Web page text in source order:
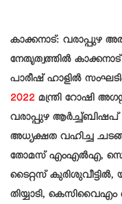
കാക്കനാട്: വരാപ്പുഴ
നേതൃത്വത്തിൽ
പാരീഷ് ഹാളിൽ
2022 മന്ത്രി റോഷി
വരാപ്പുഴ
അധ്യക്ഷത വഹിച്ച
തോമസ് എംഎൽഎ,
ടൈറ്റസ്
തിയ്യാടി, കെസിവൈഎം